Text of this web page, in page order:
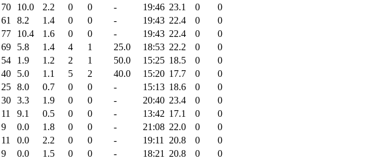
70 10.0 2.2 0 0 - 19:46 23.1 0
0
61 8.2 1.4 0 0 - 19:43 22.4 0
0
77 10.4 1.6 0 0 - 19:43 22.4 0
0
69 5.8 1.4 4 1 25.0 18:53 22.2 0
0
54 1.9 1.2 2 1 50.0 15:25 18.5 0
0
40 5.0 1.1 5 2 40.0 15:20 17.7 0
0
25 8.0 0.7 0 0 - 15:13 18.6 0
0
30 3.3 1.9 0 0 - 20:40 23.4 0
0
11 9.1 0.5 0 0 - 13:42 17.1 0
0
9 0.0 1.8 0 0 - 21:08 22.0 0
0
11 0.0 2.2 0 0 - 19:11 20.8 0
0
9 0.0 1.5 0 0 - 18:21 20.8 0
0